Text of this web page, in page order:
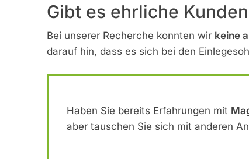
Gibt es ehrliche
Bei unserer Recherche konnten wir keine
darauf hin, dass es sich bei den
Haben Sie bereits Erfahrungen mit
aber tauschen Sie sich mit anderen